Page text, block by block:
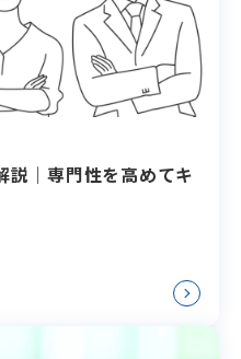
説｜専門性を高めてキ